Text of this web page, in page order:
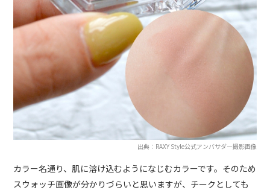
出典：RAXY Style公式アンバサダー撮影画像
カラー名通り、肌に溶け込むようになじむカラーです。そのため
スウォッチ画像が分かりづらいと思いますが、チークとしても